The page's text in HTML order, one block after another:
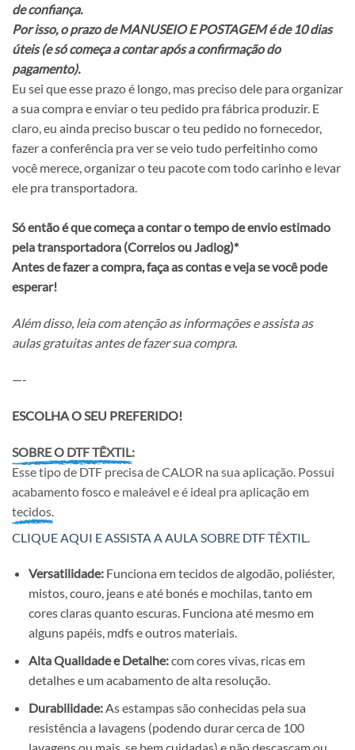
de confiança.
Por isso, o prazo de MANUSEIO E POSTAGEM é de 10 dias
úteis (e só começa a contar após a confirmação do
pagamento).
Eu sei que esse prazo é longo, mas preciso dele para organizar
a sua compra e enviar o teu pedido pra fábrica produzir. E
claro, eu ainda preciso buscar o teu pedido no fornecedor,
fazer a conferência pra ver se veio tudo perfeitinho como
você merece, organizar o teu pacote com todo carinho e levar
ele pra transportadora.
Só então é que começa a contar o tempo de envio estimado
pela transportadora (Correios ou Jadlog)*
Antes de fazer a compra, faça as contas e veja se você pode
esperar!
Além disso, leia com atenção as informações e assista as
aulas gratuitas antes de fazer sua compra.
—-
ESCOLHA O SEU PREFERIDO!
SOBRE O DTF TÊXTIL:
Esse tipo de DTF precisa de CALOR na sua aplicação. Possui
acabamento fosco e maleável e é ideal pra aplicação em
tecidos.
CLIQUE AQUI E ASSISTA A AULA SOBRE DTF TÊXTIL.
Versatilidade:Funciona em tecidos de algodão, poliéster,
mistos, couro, jeans e até bonés e mochilas, tanto em
cores claras quanto escuras. Funciona até mesmo em
alguns papéis, mdfs e outros materiais.
Alta Qualidade e Detalhe:com cores vivas, ricas em
detalhes e um acabamento de alta resolução.
Durabilidade:As estampas são conhecidas pela sua
resistência a lavagens (podendo durar cerca de 100
lavagens ou mais, se bem cuidadas) e não descascam ou